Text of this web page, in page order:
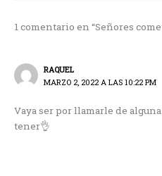
1 comentario en “Señores
RAQUEL
MARZO 2, 2022 A LAS 10:22 PM
Vaya ser por llamarle de
tener👌